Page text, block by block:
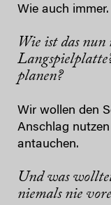
Wie auch immer.
Wie ist das
planen?
Wir wollen den
Anschlag
antauchen.
Und was
niemals nie